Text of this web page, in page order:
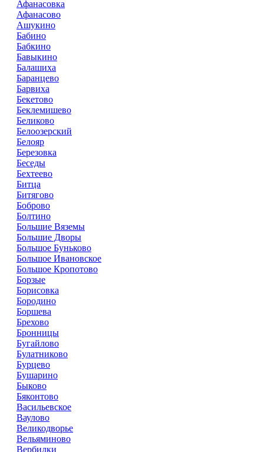
Афанасовка
Афанасово
Ашукино
Бабино
Бабкино
Бавыкино
Балашиха
Баранцево
Барвиха
Бекетово
Беклемишево
Беликово
Белоозерский
Белояр
Березовка
Беседы
Бехтеево
Битца
Битягово
Боброво
Болтино
Большие Вяземы
Большие Дворы
Большое Буньково
Большое Ивановское
Большое Кропотово
Борзые
Борисовка
Бородино
Боршева
Брехово
Бронницы
Бугайлово
Булатниково
Бурцево
Бушарино
Быково
Бяконтово
Васильевское
Ваулово
Великодворье
Вельяминово
Вербилки